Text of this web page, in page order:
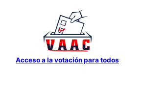
contenido
Acceso a la votación para todos